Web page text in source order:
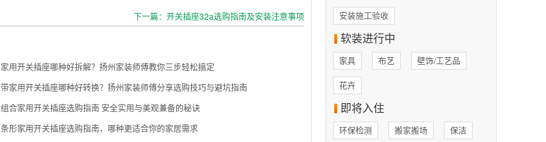
下一篇：开关插座32a选购指南及安装注意事项
家用开关插座哪种好拆解？扬州家装师傅教你三步轻松搞定
带家用开关插座哪种好转换？扬州家装师傅分享选购技巧与避坑指南
组合家用开关插座选购指南 安全实用与美观兼备的秘诀
条形家用开关插座选购指南，哪种更适合你的家居需求
安装施工验收
软装进行中
家具 布艺 壁饰/工艺品
花卉
即将入住
环保检测 搬家搬场 保洁